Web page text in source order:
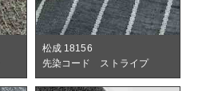
松成 18156
先染コード ストライプ